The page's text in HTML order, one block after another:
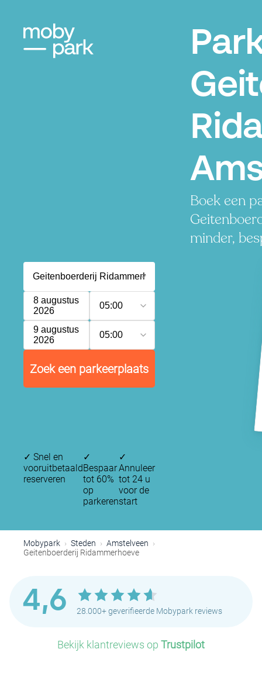
Boek een
minder,
8 augustus
2026
05:00
9 augustus
2026
05:00
Zoek een parkeerplaats
✓ Snel en
vooruitbetaald
reserveren
✓
Bespaar
tot 60%
op
parkeren
✓
Annuleer
tot 24 u
voor de
start
Mobypark Steden
Amstelveen
Geitenboerderij Ridammerhoeve
4,6 28.000+ geverifieerde Mobypark reviews
Bekijk klantreviews op Trustpilot
P
P
P
P